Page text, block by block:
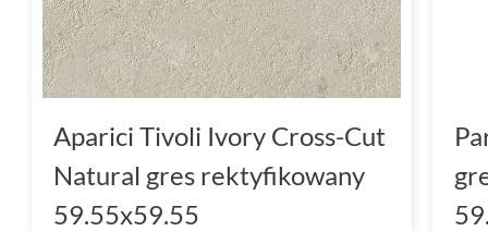
Aparici Tivoli Ivory Cross-Cut
Natural gres rektyfikowany
59.55x59.55